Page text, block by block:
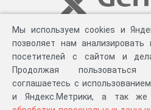
Мы используем cookies и
позволяет нам анализировать
посетителей с сайтом и
Продолжая
соглашаетесь с
и Яндекс.Метрики, а так